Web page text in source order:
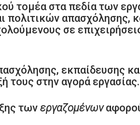
τομέα στα πεδία των
πολιτικών απασχόλησης,
σε
εκπαίδευσης
τους στην αγορά εργασίας.
των εργαζομένων